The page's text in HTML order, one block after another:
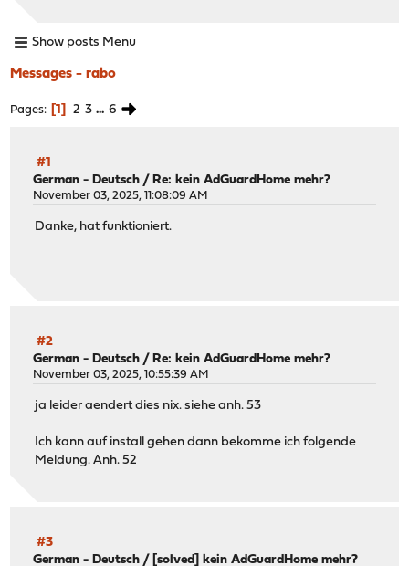
Show posts Menu
Messages - rabo
Pages 1 2 3 ... 6
#1
German - Deutsch / Re: kein AdGuardHome mehr?
November 03, 2025, 11:08:09 AM
Danke, hat funktioniert.
#2
German - Deutsch / Re: kein AdGuardHome mehr?
November 03, 2025, 10:55:39 AM
ja leider aendert dies nix. siehe anh. 53
Ich kann auf install gehen dann bekomme ich folgende
Meldung. Anh. 52
#3
German - Deutsch / [solved] kein AdGuardHome mehr?